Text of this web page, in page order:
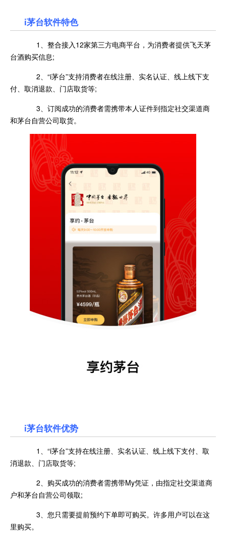
i茅台软件特色
1、整合接入12家第三方电商平台，为消费者提供飞天茅
台酒购买信息;
2、“i茅台”支持消费者在线注册、实名认证、线上线下支
付、取消退款、门店取货等;
3、订阅成功的消费者需携带本人证件到指定社交渠道商
和茅台自营公司取货。
i茅台软件优势
1、“i茅台”支持在线注册、实名认证、线上线下支付、取
消退款、门店取货等;
2、购买成功的消费者需携带My凭证，由指定社交渠道商
户和茅台自营公司领取;
3、您只需要提前预约下单即可购买。许多用户可以在这
里购买。